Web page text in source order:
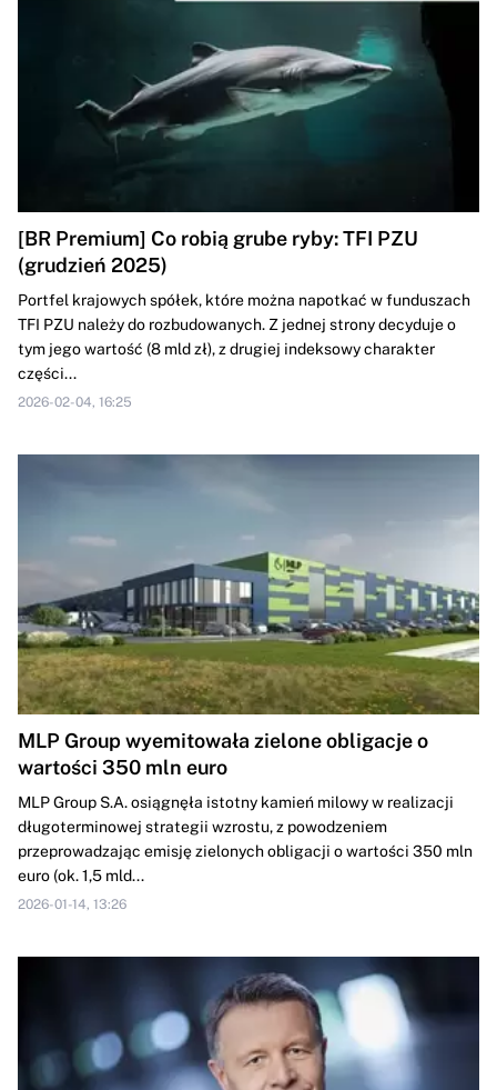
[BR Premium] Co robią grube ryby: TFI PZU
(grudzień 2025)
Portfel krajowych spółek, które można napotkać w funduszach
TFI PZU należy do rozbudowanych. Z jednej strony decyduje o
tym jego wartość (8 mld zł), z drugiej indeksowy charakter
części...
2026-02-04, 16:25
MLP Group wyemitowała zielone obligacje o
wartości 350 mln euro
MLP Group S.A. osiągnęła istotny kamień milowy w realizacji
długoterminowej strategii wzrostu, z powodzeniem
przeprowadzając emisję zielonych obligacji o wartości 350 mln
euro (ok. 1,5 mld...
2026-01-14, 13:26